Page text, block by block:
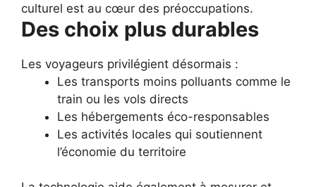
culturel est au cœur des préoccupations.
Des choix plus durables
Les voyageurs privilégient désormais :
Les transports moins polluants comme le
train ou les vols directs
Les hébergements éco-responsables
Les activités locales qui soutiennent
l’économie du territoire